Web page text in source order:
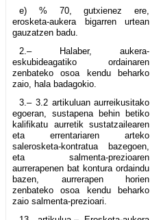
e) % 70, gutxienez ere,
erosketa-aukera bigarren urtean
gauzatzen badu.
2.– Halaber, aukera-
eskubideagatiko ordainaren
zenbateko osoa kendu beharko
zaio, hala badagokio.
3.– 3.2 artikuluan aurreikusitako
egoeran, sustapena behin betiko
kalifikatu aurretik sustatzailearen
eta errentariaren arteko
salerosketa-kontratua bazegoen,
eta salmenta-prezioaren
aurrerapenen bat kontura ordaindu
bazen, aurrerapen horien
zenbateko osoa kendu beharko
zaio salmenta-prezioari.